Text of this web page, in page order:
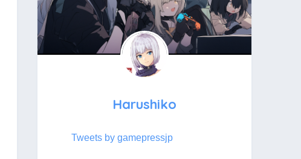
Harushiko
Tweets by gamepressjp